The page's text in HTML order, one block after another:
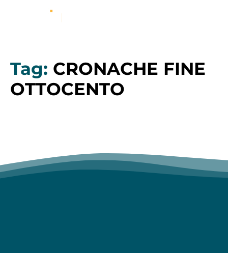
Tag: CRONACHE FINE
OTTOCENTO